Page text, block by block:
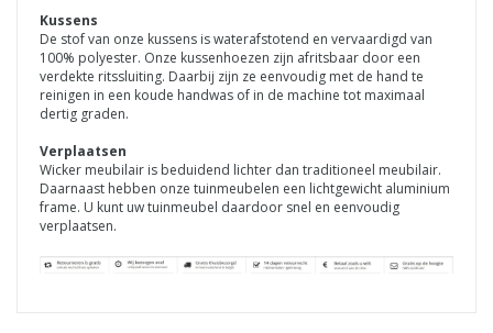
Kussens
De stof van onze kussens is waterafstotend en vervaardigd van
100% polyester. Onze kussenhoezen zijn afritsbaar door een
verdekte ritssluiting. Daarbij zijn ze eenvoudig met de hand te
reinigen in een koude handwas of in de machine tot maximaal
dertig graden.
Verplaatsen
Wicker meubilair is beduidend lichter dan traditioneel meubilair.
Daarnaast hebben onze tuinmeubelen een lichtgewicht aluminium
frame. U kunt uw tuinmeubel daardoor snel en eenvoudig
verplaatsen.